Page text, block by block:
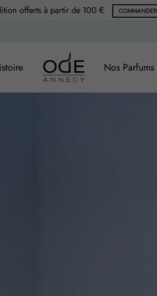
offerts à partir de 100 € COMMANDER
Nos Parfums